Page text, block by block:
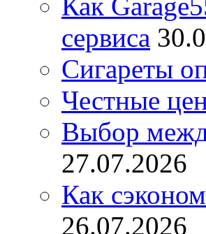
Как
сервиса
Сигареты
Честные
Выбор
27.07.2026
Как
26.07.2026